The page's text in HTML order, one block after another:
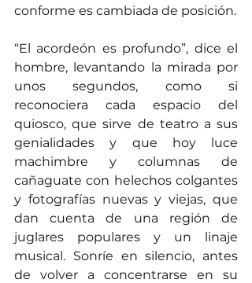
conforme es cambiada de posición.
“El acordeón es profundo”, dice el
hombre, levantando la mirada por
unos segundos, como si
reconociera cada espacio del
quiosco, que sirve de teatro a sus
genialidades y que hoy luce
machimbre y columnas de
cañaguate con helechos colgantes
y fotografías nuevas y viejas, que
dan cuenta de una región de
juglares populares y un linaje
musical. Sonríe en silencio, antes
de volver a concentrarse en su